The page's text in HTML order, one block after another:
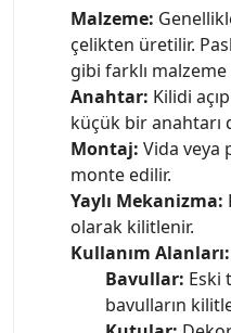
Malzeme:
çelikten üretilir.
gibi farklı
Anahtar: Kilidi
küçük bir anahtarı
Montaj: Vida veya
monte edilir.
Yaylı Mekanizma:
olarak kilitlenir.
Kullanım Alanları:
Bavullar: Eski
bavulların